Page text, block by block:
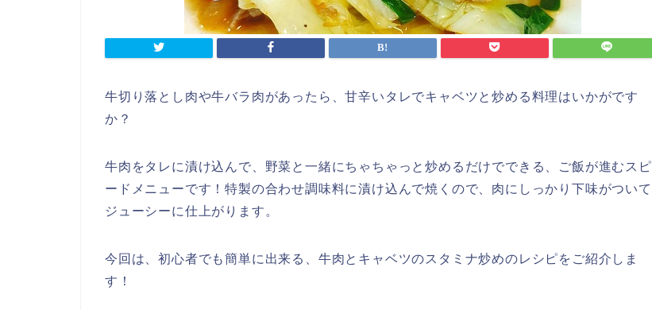
牛切り落とし肉や牛バラ肉があったら、甘辛いタレでキャベツと炒める料理はいかがです
か？
牛肉をタレに漬け込んで、野菜と一緒にちゃちゃっと炒めるだけでできる、ご飯が進むスピ
ードメニューです！特製の合わせ調味料に漬け込んで焼くので、肉にしっかり下味がついて
ジューシーに仕上がります。
今回は、初心者でも簡単に出来る、牛肉とキャベツのスタミナ炒めのレシピをご紹介しま
す！